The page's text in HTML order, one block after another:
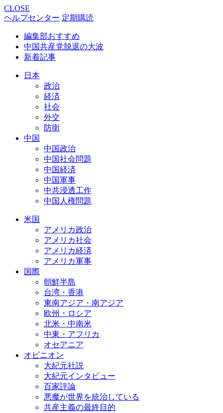
CLOSE
ヘルプセンター 定期購読
編集部おすすめ
中国共産党脱退の大波
新着記事
日本
政治
経済
社会
外交
防衛
中国
中国政治
中国社会問題
中国経済
中国軍事
中共浸透工作
中国人権問題
米国
アメリカ政治
アメリカ社会
アメリカ経済
アメリカ軍事
国際
朝鮮半島
台湾・香港
東南アジア・南アジア
欧州・ロシア
北米・中南米
中東・アフリカ
オセアニア
オピニオン
大紀元社説
大紀元インタビュー
百家評論
悪魔が世界を統治している
共産主義の最終目的